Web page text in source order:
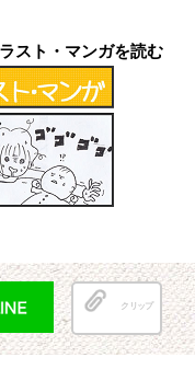
スト・マンガを読む
クリップ